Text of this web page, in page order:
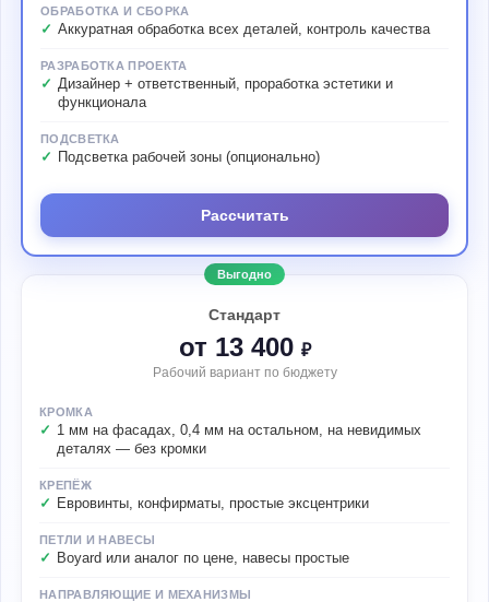
Выгодно
Стандарт
от 13 400 ₽
Рабочий вариант по бюджету
КРОМКА
1 мм на фасадах, 0,4 мм на остальном, на невидимых
деталях — без кромки
КРЕПЁЖ
Евровинты, конфирматы, простые эксцентрики
ПЕТЛИ И НАВЕСЫ
Boyard или аналог по цене, навесы простые
НАПРАВЛЯЮЩИЕ И МЕХАНИЗМЫ
ОБРАБОТКА И СБОРКА
Аккуратная обработка всех деталей, контроль качества
РАЗРАБОТКА ПРОЕКТА
Дизайнер + ответственный, проработка эстетики и
функционала
ПОДСВЕТКА
Подсветка рабочей зоны (опционально)
Рассчитать